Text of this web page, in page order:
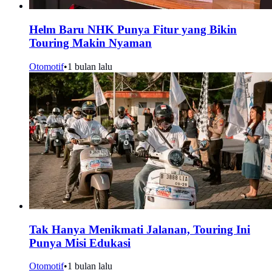
Helm Baru NHK Punya Fitur yang Bikin
Touring Makin Nyaman
Otomotif•1 bulan lalu
Tak Hanya Menikmati Jalanan, Touring Ini
Punya Misi Edukasi
Otomotif•1 bulan lalu